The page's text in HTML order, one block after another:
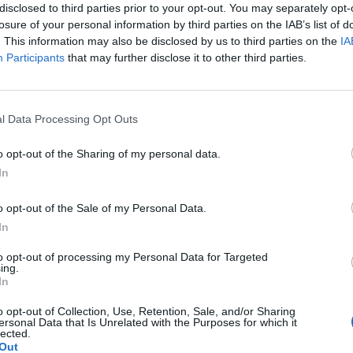
to third parties prior to your opt-out. You may separately
of your personal information by third parties on the IAB’s list of
This information may also be disclosed by us to third parties on the
Participants that may further disclose it to other third parties.
Data Processing Opt Outs
opt-out of the Sharing of my personal data.
opt-out of the Sale of my Personal Data.
opt-out of processing my Personal Data for Targeted
opt-out of Collection, Use, Retention, Sale, and/or Sharing
Data that Is Unrelated with the Purposes for which it
i conteggi per la gestione delle buste
i lavoratori italiani. Senza l'attività
dei consulenti del lavoro, oltre
senza assistenza", spiega ancora. E per
Fontana che, prima del Dpcm
un'ordinanza con cui ha chiuso le
studi professionali 'salvo quelle relative
conclude.
Rudy Giuliani a Come States?
americana